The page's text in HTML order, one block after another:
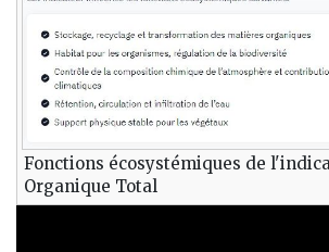
Fonctions écosystémiques de
Organique Total